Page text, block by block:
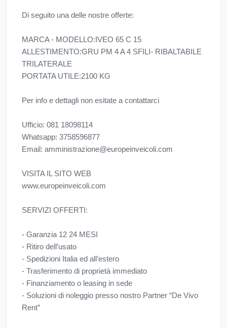
Di seguito una delle nostre offerte:
MARCA - MODELLO:IVEO 65 C 15
ALLESTIMENTO:GRU PM 4 A 4 SFILI- RIBALTABILE
TRILATERALE
PORTATA UTILE:2100 KG
Per info e dettagli non esitate a contattarci
Ufficio: 081 18098114
Whatsapp: 3758596877
Email: amministrazione@europeinveicoli.com
VISITA IL SITO WEB
www.europeinveicoli.com
SERVIZI OFFERTI:
- Garanzia 12 24 MESI
- Ritiro dell’usato
- Spedizioni Italia ed all’estero
- Trasferimento di proprietà immediato
- Finanziamento o leasing in sede
- Soluzioni di noleggio presso nostro Partner “De Vivo
Rent”